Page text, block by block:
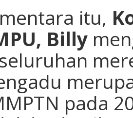
itu,
Billy
pada